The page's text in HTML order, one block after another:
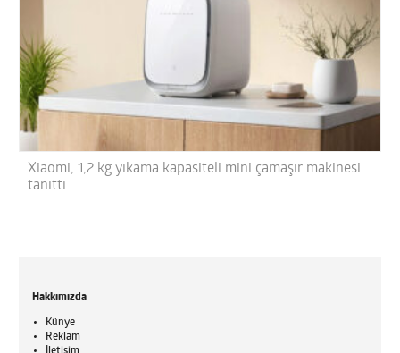
Xiaomi, 1,2 kg yıkama kapasiteli mini çamaşır makinesi
tanıttı
Hakkımızda
Künye
Reklam